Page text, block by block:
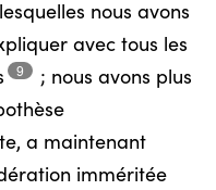
nous avons
avec tous les
9 ; nous avons plus
a maintenant
imméritée